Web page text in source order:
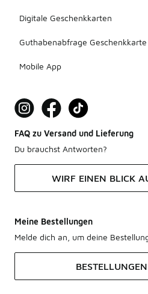
Digitale Geschenkkarten
Guthabenabfrage Geschenkkarte
Mobile App
FAQ zu Versand und Lieferung
Du brauchst Antworten?
WIRF EINEN BLICK
Meine Bestellungen
Melde dich an, um deine